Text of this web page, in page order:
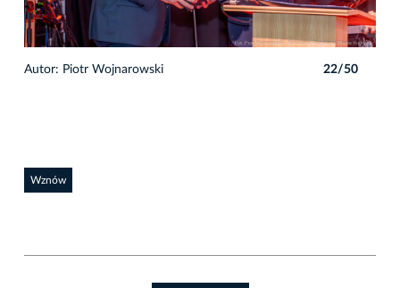
Autor: Piotr Wojnarowski 22/50
Wznów